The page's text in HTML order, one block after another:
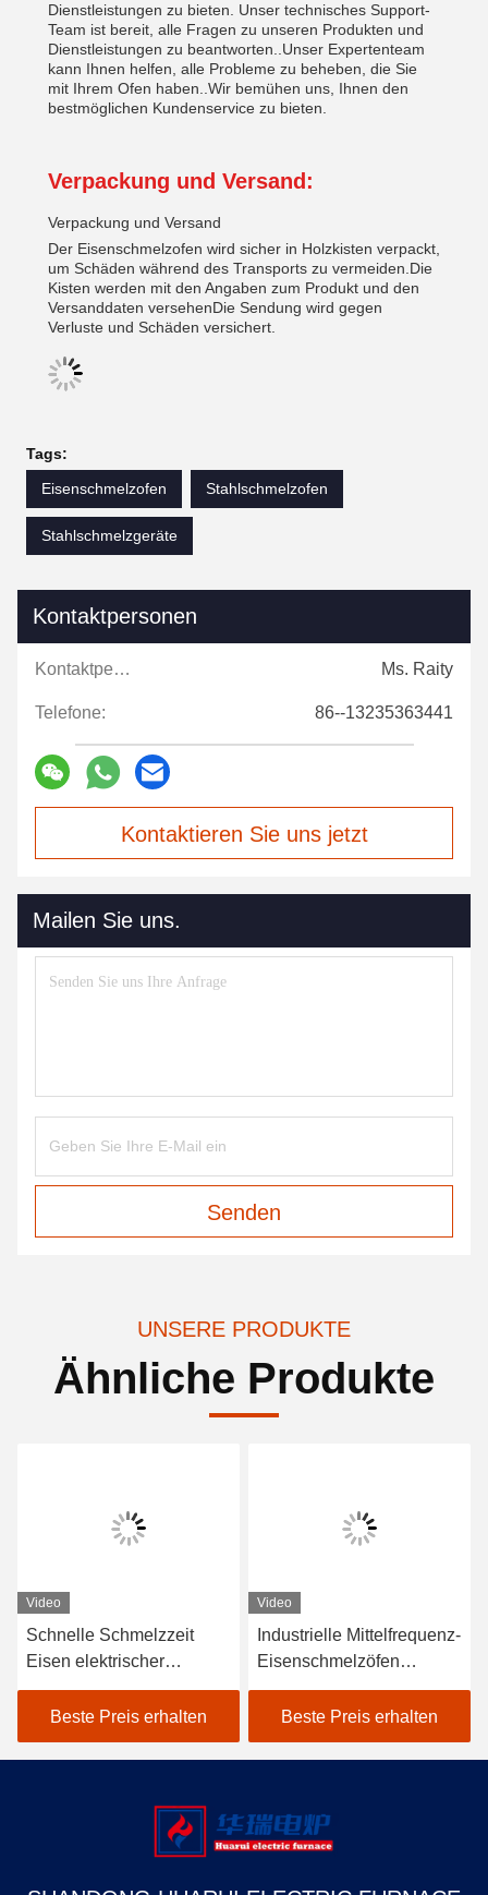
Dienstleistungen zu bieten. Unser technisches Support-
Team ist bereit, alle Fragen zu unseren Produkten und
Dienstleistungen zu beantworten..Unser Expertenteam
kann Ihnen helfen, alle Probleme zu beheben, die Sie
mit Ihrem Ofen haben..Wir bemühen uns, Ihnen den
bestmöglichen Kundenservice zu bieten.
Verpackung und Versand:
Verpackung und Versand
Der Eisenschmelzofen wird sicher in Holzkisten verpackt,
um Schäden während des Transports zu vermeiden.Die
Kisten werden mit den Angaben zum Produkt und den
Versanddaten versehenDie Sendung wird gegen
Verluste und Schäden versichert.
Tags:
Eisenschmelzofen
Stahlschmelzofen
Stahlschmelzgeräte
Kontaktpersonen
Kontaktpersonen: Ms. Raity
Telefone: 86--13235363441
Kontaktieren Sie uns jetzt
Mailen Sie uns.
Senden
UNSERE PRODUKTE
Ähnliche Produkte
Video
Schnelle Schmelzzeit
Eisen elektrischer
Schmelzofen mit geringer
Wartung
Beste Preis erhalten
Video
Industrielle Mittelfrequenz-
Eisenschmelzöfen
Elektröfen Schnelle
Schmelzzeit
Beste Preis erhalten